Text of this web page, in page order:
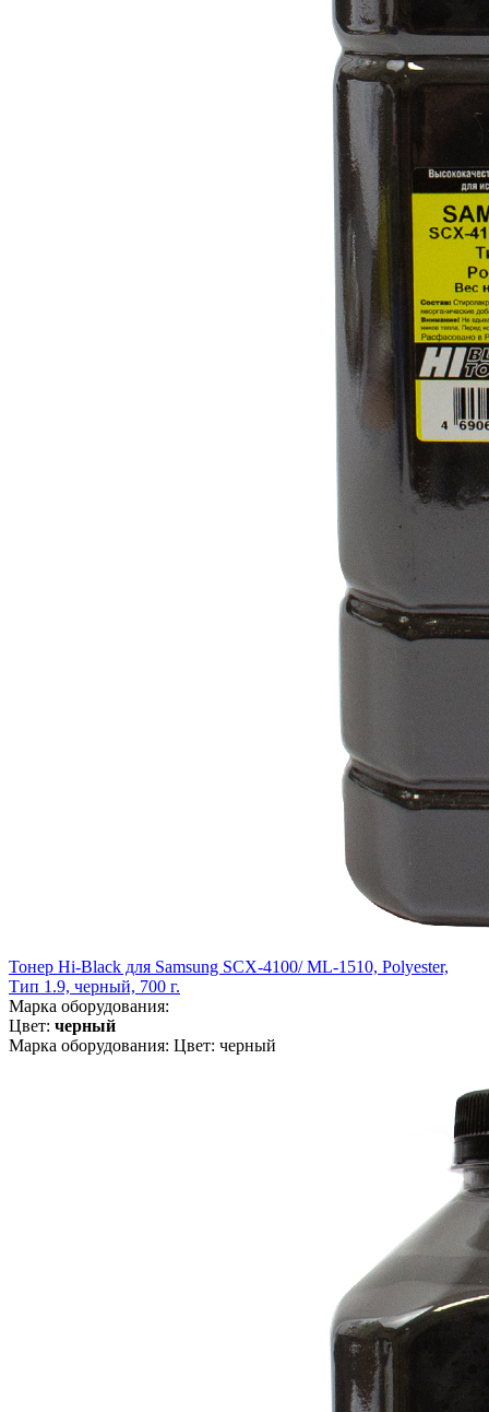
Тонер Hi-Black для Samsung SCX-4100/ ML-1510, Polyester,
Тип 1.9, черный, 700 г.
Марка оборудования:
Цвет: черный
Марка оборудования: Цвет: черный